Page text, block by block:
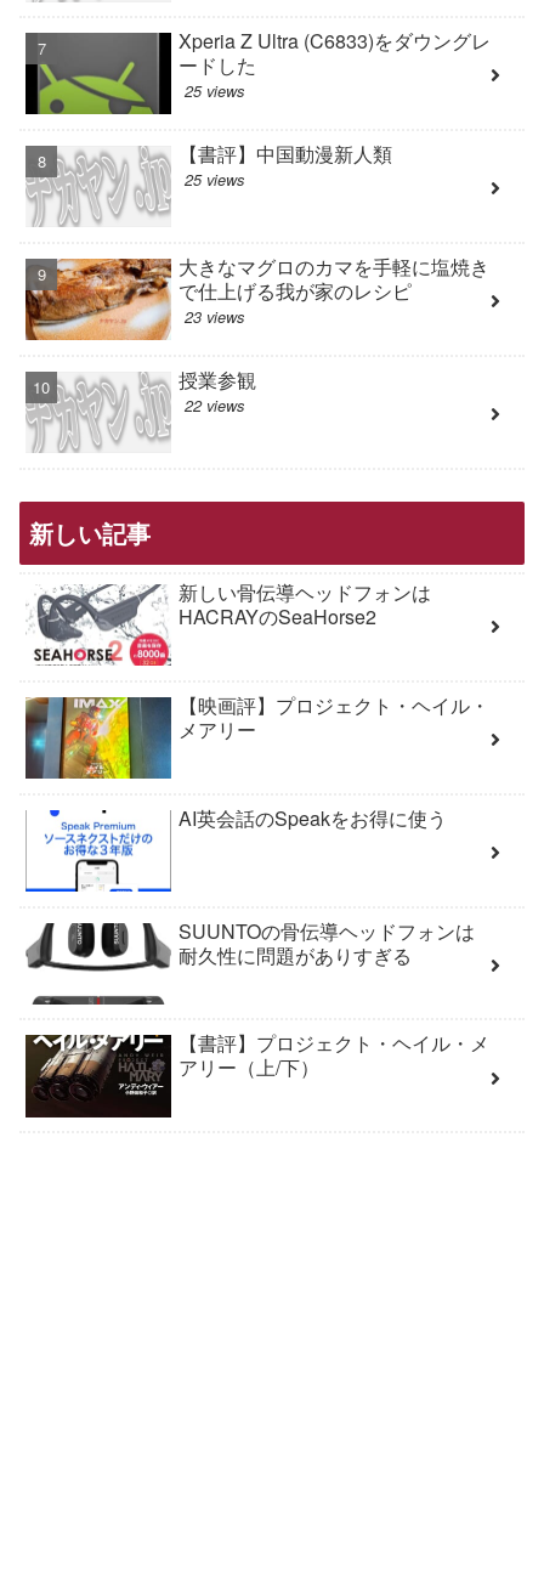
Xperia Z Ultra (C6833)をダウングレ
ードした
25 views
【書評】中国動漫新人類
25 views
大きなマグロのカマを手軽に塩焼き
で仕上げる我が家のレシピ
23 views
授業参観
22 views
新しい記事
新しい骨伝導ヘッドフォンは
HACRAYのSeaHorse2
【映画評】プロジェクト・ヘイル・
メアリー
AI英会話のSpeakをお得に使う
SUUNTOの骨伝導ヘッドフォンは
耐久性に問題がありすぎる
【書評】プロジェクト・ヘイル・メ
アリー（上/下）